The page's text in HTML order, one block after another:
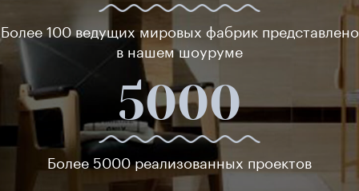
Более 100 ведущих мировых фабрик представлено
в нашем шоуруме
5000
Более 5000 реализованных проектов